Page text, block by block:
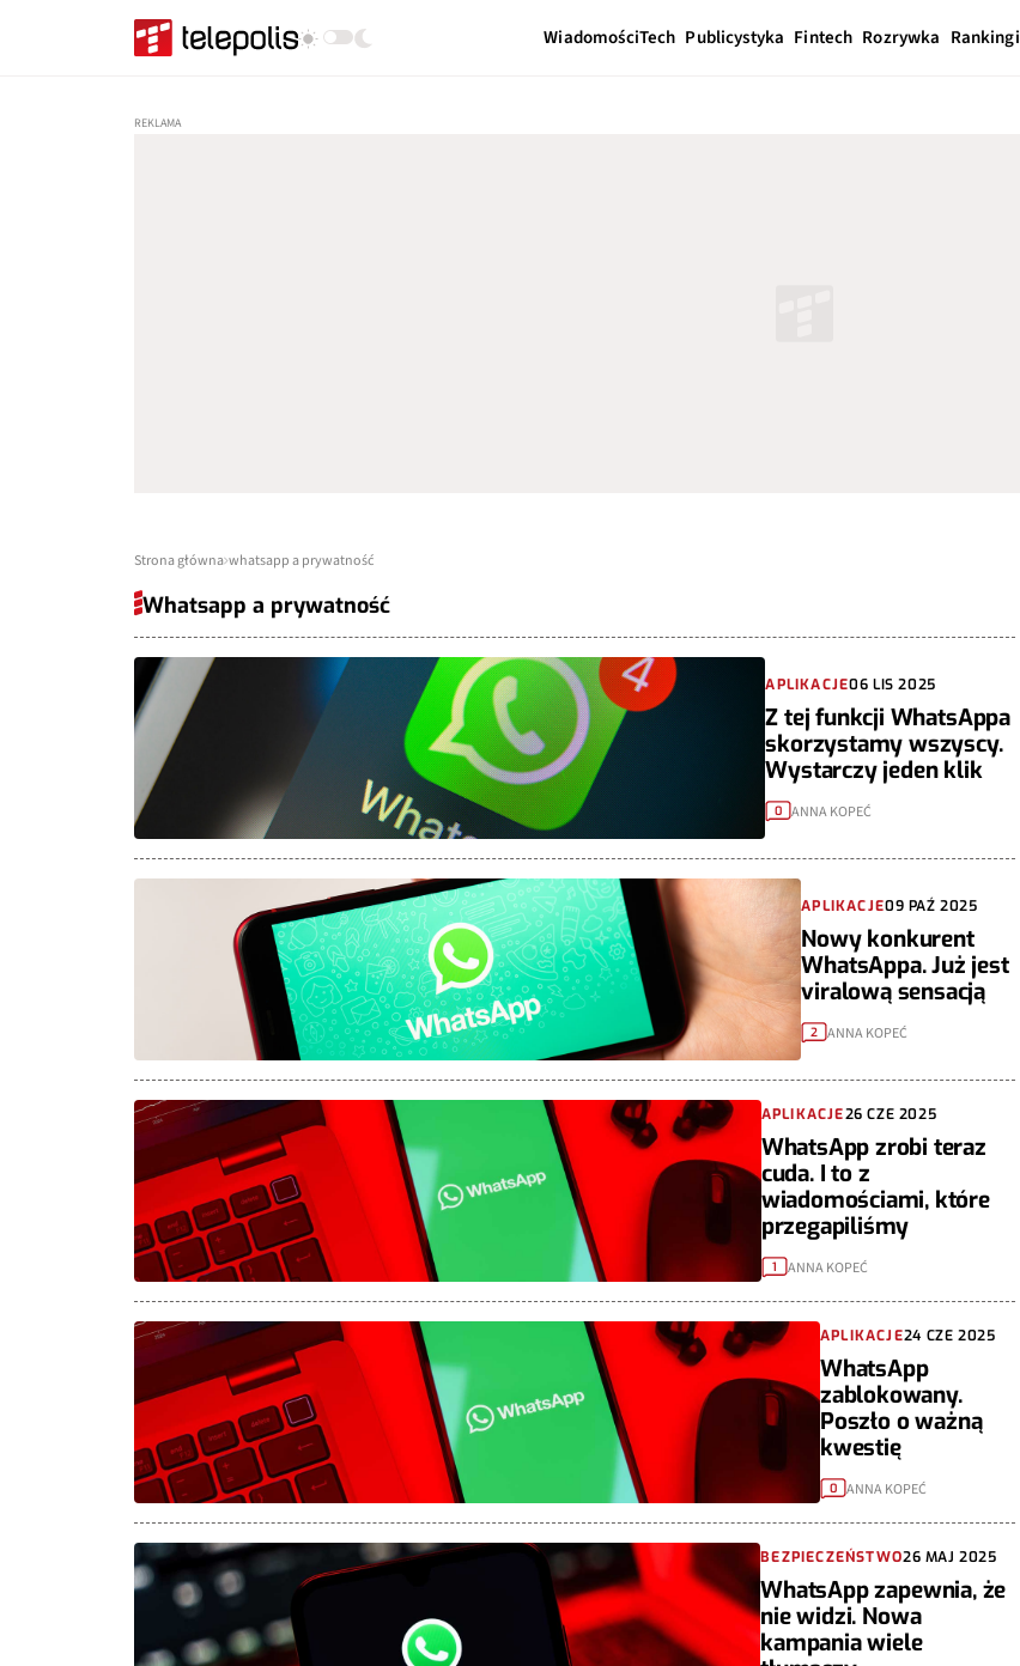
WiadomościTech Publicystyka Fintech Rozrywka Rankingi
Strona główna whatsapp a prywatność
Whatsapp a prywatność
APLIKACJE06 LIS 2025
Z tej funkcji WhatsAppa
skorzystamy wszyscy.
Wystarczy jeden klik
0 ANNA KOPEĆ
APLIKACJE09 PAŹ 2025
Nowy konkurent
WhatsAppa. Już jest
viralową sensacją
2 ANNA KOPEĆ
APLIKACJE26 CZE 2025
WhatsApp zrobi teraz
cuda. I to z
wiadomościami, które
przegapiliśmy
1 ANNA KOPEĆ
APLIKACJE24 CZE 2025
WhatsApp
zablokowany.
Poszło o ważną
kwestię
0 ANNA KOPEĆ
BEZPIECZEŃSTWO26 MAJ 2025
WhatsApp zapewnia, że
nie widzi. Nowa
kampania wiele